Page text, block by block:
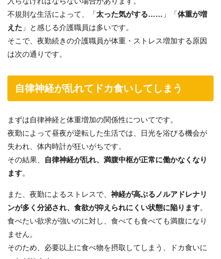
不規則な生活によって、「太った気がする…… 」「体重が増
えた 」と感じる介護職員は多いです。
そこで、夜勤続きの介護職員が体重・ストレス増加する原因
は次の通りです。
自律神経が乱れてドカ食いしてしまう
まずは自律神経と体重増加の関係性についてです。
夜勤によって昼夜が逆転した生活では、日光を浴びる機会が
失われ、体内時計が狂いがちです。
その結果、
自律神経が乱れ、満腹中枢が正常に働かなくなり
ます。
また、夜勤によるストレスで、 神経が高ぶるノルアドレナリ
ンが多く分泌され、食欲が抑えられにくい状態に陥ります。
食べたい欲求が強いのに対し、食べても食べても満腹になり
ません。
そのため、必要以上に食べ物を摂取してしまう、ドカ食いに